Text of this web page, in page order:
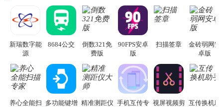
新瑞数字能
源
8684公交
倒数321免
费版
90FPS安卓
版
扫描签章
金砖弱网安
卓版
养心全能扫 多功能键增 精准测距仪 手机互传专 视屏视频剪 互传换机助